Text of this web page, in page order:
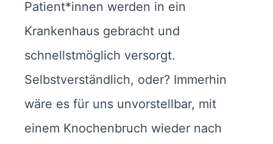
Patient*innen werden in ein
Krankenhaus gebracht und
schnellstmöglich versorgt.
Selbstverständlich, oder? Immerhin
wäre es für uns unvorstellbar, mit
einem Knochenbruch wieder nach